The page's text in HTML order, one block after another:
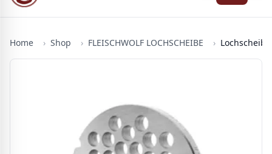
Home › Shop › FLEISCHWOLF LOCHSCHEIBE ›